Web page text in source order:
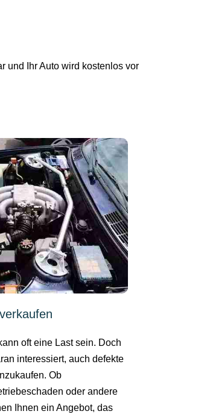
und Ihr Auto wird kostenlos vor
oft eine Last sein. Doch
interessiert, auch defekte
Ob
oder andere
Ihnen ein Angebot, das